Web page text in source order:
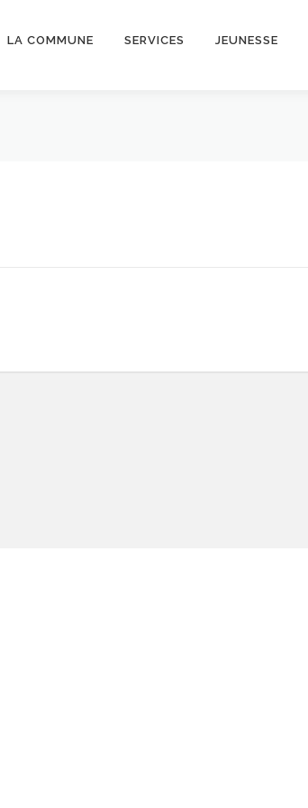
LA COMMUNE SERVICES JEUNESSE